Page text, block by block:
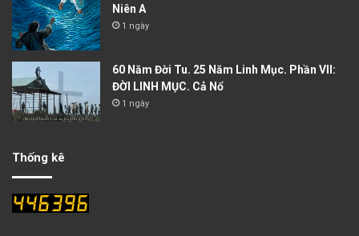
Niên A
1 ngày
60 Năm Đời Tu. 25 Năm Linh Mục. Phần VII:
ĐỜI LINH MỤC. Cả Nổ
1 ngày
Thống kê